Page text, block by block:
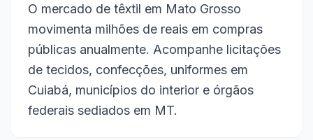
O mercado de têxtil em Mato Grosso
movimenta milhões de reais em compras
públicas anualmente. Acompanhe licitações
de tecidos, confecções, uniformes em
Cuiabá, municípios do interior e órgãos
federais sediados em MT.